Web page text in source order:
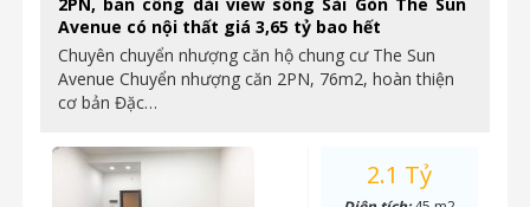
Avenue có nội thất giá 3,65 tỷ bao hết
Chuyên chuyển nhượng căn hộ chung cư The Sun
Avenue Chuyển nhượng căn 2PN, 76m2, hoàn thiện
cơ bản Đặc…
2.1 Tỷ